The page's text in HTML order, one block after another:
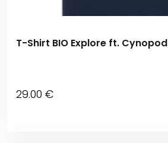
T-Shirt BIO Explore ft. Cynopod
29.00 €